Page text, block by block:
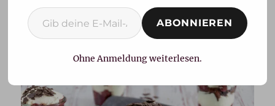
Schwarzwälder
Kirschtorte im Glas
Gib deine E-Mail-Adresse ein ...
ABONNIEREN
Ohne Anmeldung weiterlesen.